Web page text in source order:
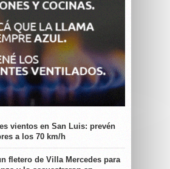
vientos en San Luis: prevén
a los 70 km/h
fletero de Villa Mercedes para